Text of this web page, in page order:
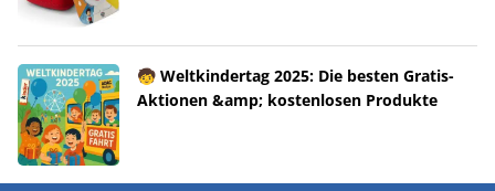
🧒 Weltkindertag 2025: Die besten Gratis-
Aktionen &amp; kostenlosen Produkte